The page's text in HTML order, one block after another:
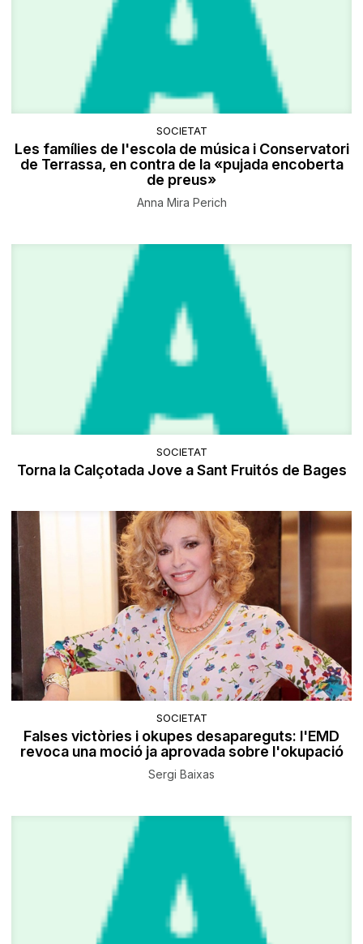
SOCIETAT
Les famílies de l'escola de música i Conservatori
de Terrassa, en contra de la «pujada encoberta
de preus»
Anna Mira Perich
SOCIETAT
Torna la Calçotada Jove a Sant Fruitós de Bages
SOCIETAT
Falses victòries i okupes desapareguts: l'EMD
revoca una moció ja aprovada sobre l'okupació
Sergi Baixas